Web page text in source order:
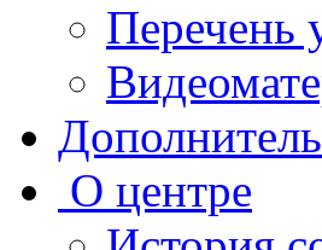
Перечень
О центре